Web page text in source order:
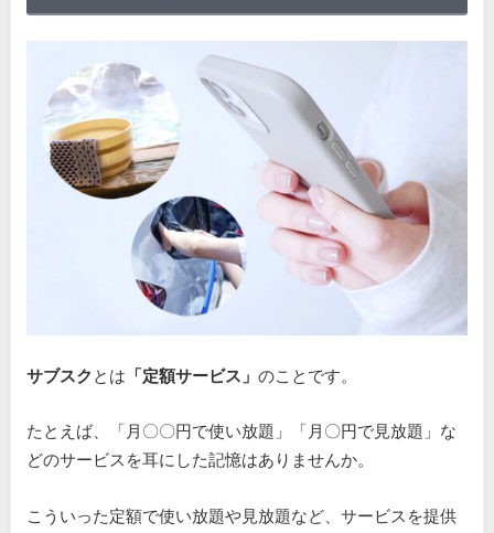
サブスク とは 「定額サービス」 のことです。
たとえば、「月〇〇円で使い放題」「月〇円で見放題」な
どのサービスを耳にした記憶はありませんか。
こういった定額で使い放題や見放題など、サービスを提供